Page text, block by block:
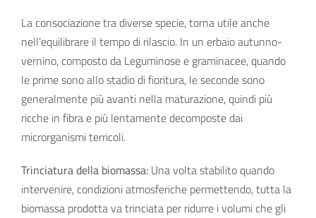
La consociazione tra diverse specie, torna utile anche
nell’equilibrare il tempo di rilascio. In un erbaio autunno-
vernino, composto da Leguminose e graminacee, quando
le prime sono allo stadio di fioritura, le seconde sono
generalmente più avanti nella maturazione, quindi più
ricche in fibra e più lentamente decomposte dai
microrganismi terricoli.
Trinciatura della biomassa: Una volta stabilito quando
intervenire, condizioni atmosferiche permettendo, tutta la
biomassa prodotta va trinciata per ridurre i volumi che gli